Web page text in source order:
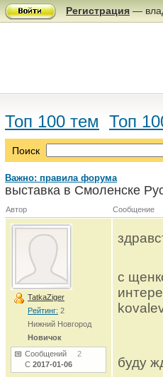
Регистрация —
Топ 100 тем Топ
Поиск
Важно: правила форума
выставка в Смоленске
Автор Сообщение
TatkaZiger
Рейтинг: 2
Нижний Новгород
Новичок
Сообщений 2
С 2017-01-06
с
буду